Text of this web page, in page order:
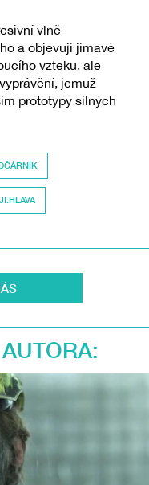
vlně
a objevují jímavé
vzteku, ale
jemuž
prototypy silných